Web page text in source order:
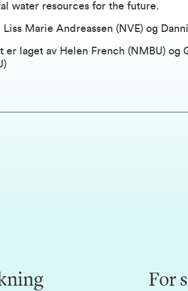
water resources for the future.
Liss Marie Andreassen (NVE) og
er laget av Helen French (NMBU) og
For